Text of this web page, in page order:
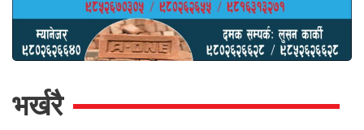
भर्खरै